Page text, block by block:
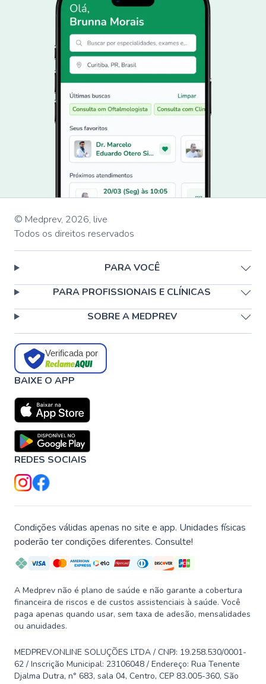
© Medprev, 2026, live
Todos os direitos reservados
PARA VOCÊ
PARA PROFISSIONAIS E CLÍNICAS
SOBRE A MEDPREV
Verificada por
BAIXE O APP
REDES SOCIAIS
Condições válidas apenas no site e app. Unidades físicas
poderão ter condições diferentes. Consulte!
A Medprev não é plano de saúde e não garante a cobertura
financeira de riscos e de custos assistenciais à saúde. Você
paga apenas quando usar, sem taxa de adesão, mensalidades
ou anuidades.
MEDPREV.ONLINE SOLUÇÕES LTDA / CNPJ: 19.258.530/0001-
62 / Inscrição Municipal: 23106048 / Endereço: Rua Tenente
Djalma Dutra, n° 683, sala 04, Centro, CEP 83.005-360, São